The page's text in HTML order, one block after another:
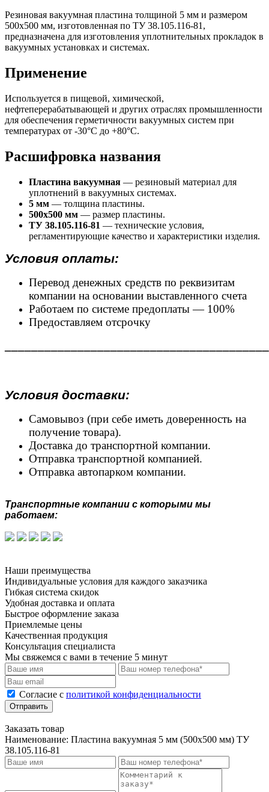
Резиновая вакуумная пластина толщиной 5 мм и размером
500х500 мм, изготовленная по ТУ 38.105.116-81,
предназначена для изготовления уплотнительных прокладок в
вакуумных установках и системах.
Применение
Используется в пищевой, химической,
нефтеперерабатывающей и других отраслях промышленности
для обеспечения герметичности вакуумных систем при
температурах от -30°С до +80°С.
Расшифровка названия
Пластина вакуумная — резиновый материал для
уплотнений в вакуумных системах.
5 мм — толщина пластины.
500х500 мм — размер пластины.
ТУ 38.105.116-81 — технические условия,
регламентирующие качество и характеристики изделия.
Условия оплаты:
Перевод денежных средств по реквизитам
компании на основании выставленного счета
Работаем по системе предоплаты — 100%
Предоставляем отсрочку
Условия доставки:
Самовывоз (при себе иметь доверенность на
получение товара).
Доставка до транспортной компании.
Отправка транспортной компанией.
Отправка автопарком компании.
Транспортные компании с которыми мы
работаем:
Наши преимущества
Индивидуальные условия для каждого заказчика
Гибкая система скидок
Удобная доставка и оплата
Быстрое оформление заказа
Приемлемые цены
Качественная продукция
Консультация специалиста
Мы свяжемся с вами в течение 5 минут
Cогласие с политикой конфиденциальности
Отправить
Заказать товар
Наименование: Пластина вакуумная 5 мм (500х500 мм) ТУ
38.105.116-81